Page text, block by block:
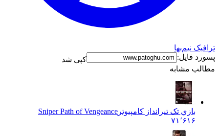
نیم‌بها
فایل:
کپی شد
مشابه
بازي تک تیرانداز کامپیوترSniper Path of Vengeance
۷۱٬۶۱۶